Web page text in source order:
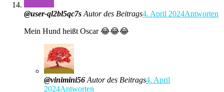
@user-ql2bl5qc7s Autor des Beitrags4. April 2024Antworten
Mein Hund heißt Oscar 😂😂😂
@vinimini56 Autor des Beitrags4. April
2024Antworten